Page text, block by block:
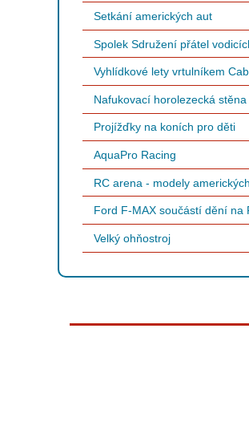
Setkání amerických aut
Spolek Sdružení přátel
Vyhlídkové lety vrtulníkem
Nafukovací horolezecká stěna
Projížďky na koních pro děti
AquaPro Racing
RC arena - modely
Ford F-MAX součástí dění na
Velký ohňostroj